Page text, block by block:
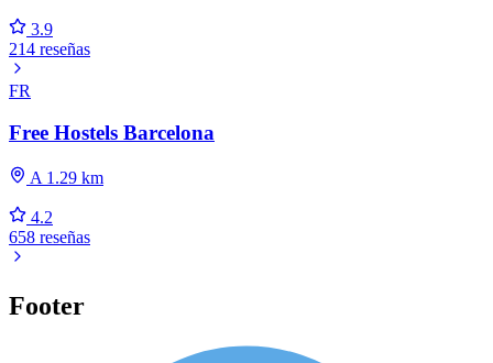
3.9
214 reseñas
FR
Free Hostels Barcelona
A 1.29 km
4.2
658 reseñas
Footer